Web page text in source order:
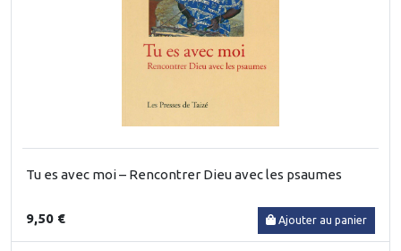
Tu es avec moi – Rencontrer Dieu avec les psaumes
9,50 € Ajouter au panier